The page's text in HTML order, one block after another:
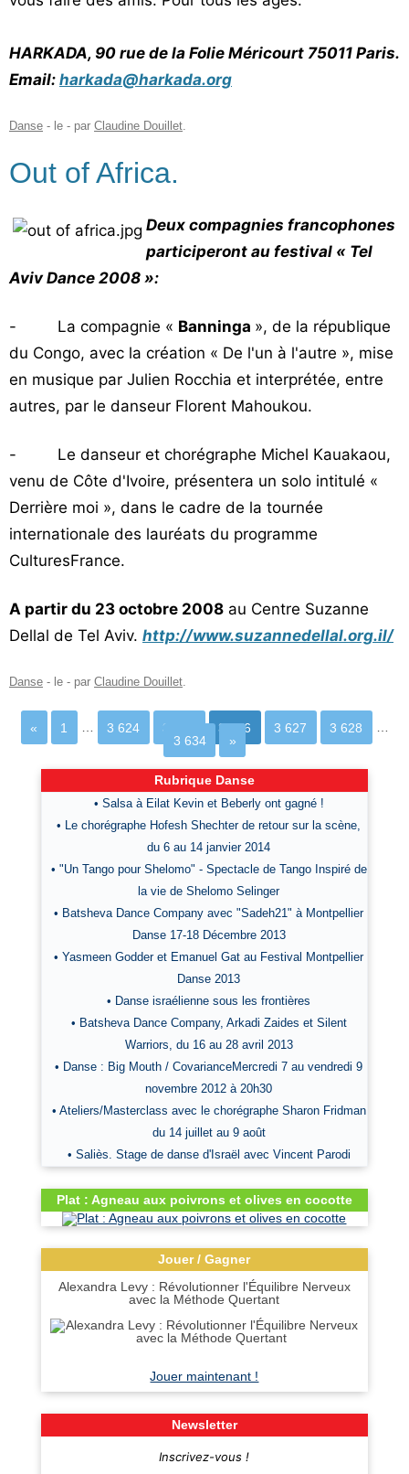
HARKADA, 90 rue de la Folie Méricourt 75011 Paris.
Email: harkada@harkada.org
Danse - le - par Claudine Douillet.
Out of Africa.
Deux compagnies francophones
participeront au festival « Tel
Aviv Dance 2008 »:
- La compagnie « Banninga », de la république
du Congo, avec la création « De l'un à l'autre », mise
en musique par Julien Rocchia et interprétée, entre
autres, par le danseur Florent Mahoukou.
- Le danseur et chorégraphe Michel Kauakaou,
venu de Côte d'Ivoire, présentera un solo intitulé «
Derrière moi », dans le cadre de la tournée
internationale des lauréats du programme
CulturesFrance.
A partir du 23 octobre 2008 au Centre Suzanne
Dellal de Tel Aviv. http://www.suzannedellal.org.il/
Danse - le - par Claudine Douillet.
« 1 3 624 3 625 3 626 3 627 3 628
3 634
»
Rubrique Danse
• Salsa à Eilat Kevin et Beberly ont gagné !
• Le chorégraphe Hofesh Shechter de retour sur la scène,
du 6 au 14 janvier 2014
• "Un Tango pour Shelomo" - Spectacle de Tango Inspiré de
la vie de Shelomo Selinger
• Batsheva Dance Company avec "Sadeh21" à Montpellier
Danse 17-18 Décembre 2013
• Yasmeen Godder et Emanuel Gat au Festival Montpellier
Danse 2013
• Danse israélienne sous les frontières
• Batsheva Dance Company, Arkadi Zaides et Silent
Warriors, du 16 au 28 avril 2013
• Danse : Big Mouth / CovarianceMercredi 7 au vendredi 9
novembre 2012 à 20h30
• Ateliers/Masterclass avec le chorégraphe Sharon Fridman
du 14 juillet au 9 août
• Saliès. Stage de danse d'Israël avec Vincent Parodi
Plat : Agneau aux poivrons et olives en cocotte
Jouer / Gagner
Alexandra Levy : Révolutionner l'Équilibre Nerveux
avec la Méthode Quertant
Jouer maintenant !
Newsletter
Inscrivez-vous !